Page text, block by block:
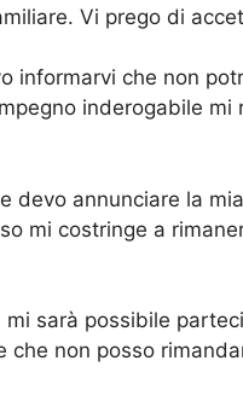
Vi prego di
informarvi che non
inderogabile
devo annunciare la
mi costringe a
sarà possibile
che non posso